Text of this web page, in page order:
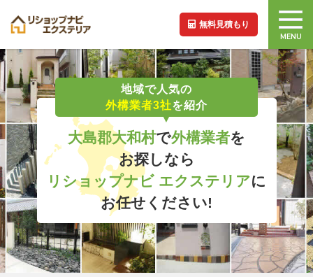
無料見積もり
MENU
地域で人気の
外構業者3社を紹介
大島郡大和村で外構業者を
お探しなら
リショップナビ エクステリアに
お任せください!